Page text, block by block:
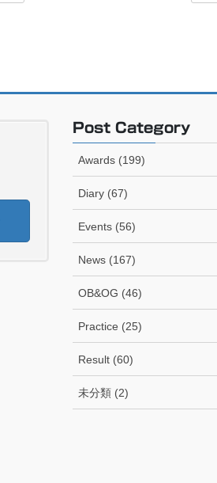
Post Category
Awards (199)
Diary (67)
Events (56)
News (167)
OB&OG (46)
Practice (25)
Result (60)
未分類 (2)